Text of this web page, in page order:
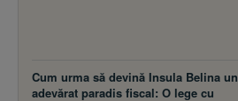
Cum urma să devină Insula Belina un
adevărat paradis fiscal: O lege cu